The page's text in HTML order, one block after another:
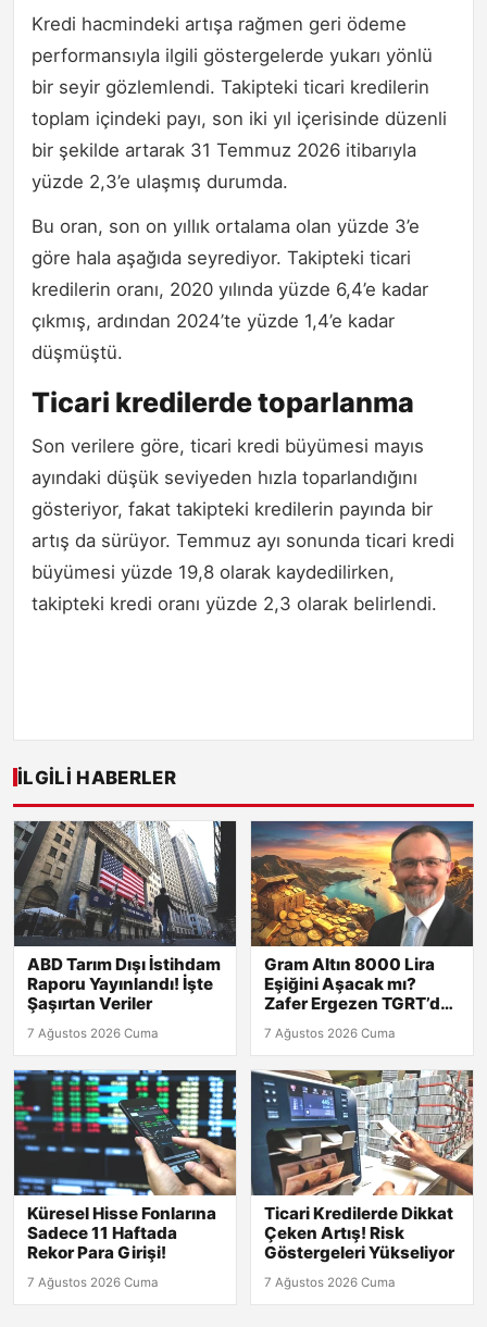
Kredi hacmindeki artışa rağmen geri ödeme
performansıyla ilgili göstergelerde yukarı yönlü
bir seyir gözlemlendi. Takipteki ticari kredilerin
toplam içindeki payı, son iki yıl içerisinde düzenli
bir şekilde artarak 31 Temmuz 2026 itibarıyla
yüzde 2,3’e ulaşmış durumda.
Bu oran, son on yıllık ortalama olan yüzde 3’e
göre hala aşağıda seyrediyor. Takipteki ticari
kredilerin oranı, 2020 yılında yüzde 6,4’e kadar
çıkmış, ardından 2024’te yüzde 1,4’e kadar
düşmüştü.
Ticari kredilerde toparlanma
Son verilere göre, ticari kredi büyümesi mayıs
ayındaki düşük seviyeden hızla toparlandığını
gösteriyor, fakat takipteki kredilerin payında bir
artış da sürüyor. Temmuz ayı sonunda ticari kredi
büyümesi yüzde 19,8 olarak kaydedilirken,
takipteki kredi oranı yüzde 2,3 olarak belirlendi.
İLGILI HABERLER
ABD Tarım Dışı İstihdam
Raporu Yayınlandı! İşte
Şaşırtan Veriler
7 Ağustos 2026 Cuma
Gram Altın 8000 Lira
Eşiğini Aşacak mı?
Zafer Ergezen TGRT’de
Yanıtlıyor!
7 Ağustos 2026 Cuma
Küresel Hisse Fonlarına
Sadece 11 Haftada
Rekor Para Girişi!
7 Ağustos 2026 Cuma
Ticari Kredilerde Dikkat
Çeken Artış! Risk
Göstergeleri Yükseliyor
7 Ağustos 2026 Cuma